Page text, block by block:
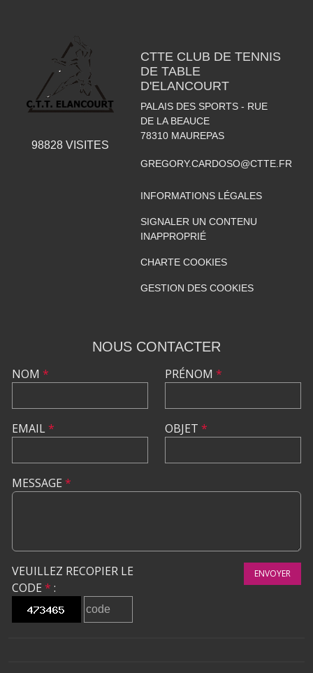
98828VISITES
CTTE CLUB DE TENNIS
DE TABLE
D'ELANCOURT
PALAIS DES SPORTS - RUE
DE LA BEAUCE
78310 MAUREPAS
GREGORY.CARDOSO@CTTE.FR
INFORMATIONS LÉGALES
SIGNALER UN CONTENU
INAPPROPRIÉ
CHARTE COOKIES
GESTION DES COOKIES
NOUS CONTACTER
NOM *
EMAIL*
PRÉNOM *
OBJET *
MESSAGE *
VEUILLEZ RECOPIER LE
CODE * :
ENVOYER